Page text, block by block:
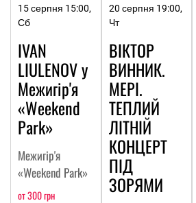
15 серпня 15:00,
Сб
IVAN
LIULENOV у
Межигір'я
«Weekend
Park»
Межигір'я
«Weekend Park»
от 300 грн
20 серпня 19:00,
Чт
ВІКТОР
ВИННИК.
МЕРІ.
ТЕПЛИЙ
ЛІТНІЙ
КОНЦЕРТ
ПІД
ЗОРЯМИ